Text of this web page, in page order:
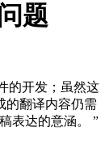
题
的开发；虽然这
的翻译内容仍需
表达的意涵。 ”